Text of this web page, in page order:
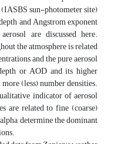
sun-photometer site)
and Angstrom exponent
are discussed here.
the atmosphere is related
and the pure aerosol
or AOD and its higher
(less) number densities.
indicator of aerosol
are related to fine (coarse)
determine the dominant